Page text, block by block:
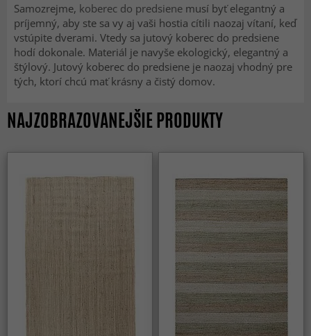
Samozrejme, koberec do predsiene musí byť elegantný a
príjemný, aby ste sa vy aj vaši hostia cítili naozaj vítaní, keď
vstúpite dverami. Vtedy sa jutový koberec do predsiene
hodí dokonale. Materiál je navyše ekologický, elegantný a
štýlový. Jutový koberec do predsiene je naozaj vhodný pre
tých, ktorí chcú mať krásny a čistý domov.
NAJZOBRAZOVANEJŠIE PRODUKTY